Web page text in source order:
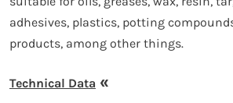
adhesives, plastics, potting
products, among other things.
Technical Data